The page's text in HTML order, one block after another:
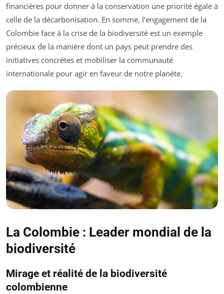
financières pour donner à la conservation une priorité égale à
celle de la décarbonisation. En somme, l’engagement de la
Colombie face à la crise de la biodiversité est un exemple
précieux de la manière dont un pays peut prendre des
initiatives concrètes et mobiliser la communauté
internationale pour agir en faveur de notre planète.
La Colombie : Leader mondial de la
biodiversité
Mirage et réalité de la biodiversité
colombienne